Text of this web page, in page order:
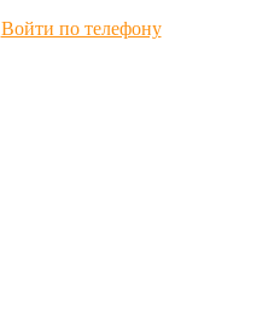
Войти по телефону